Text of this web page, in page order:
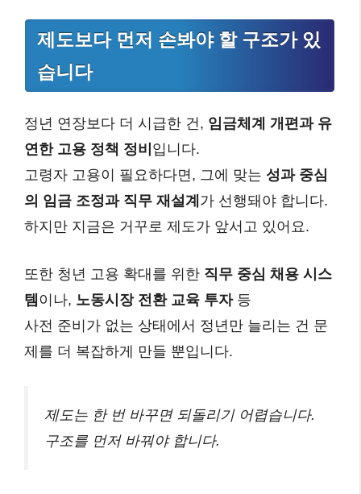
제도보다 먼저 손봐야 할 구조가 있
습니다
정년 연장보다 더 시급한 건, 임금체계 개편과 유
연한 고용 정책 정비 입니다.
고령자 고용이 필요하다면, 그에 맞는 성과 중심
의 임금 조정과 직무 재설계 가 선행돼야 합니다.
하지만 지금은 거꾸로 제도가 앞서고 있어요.
또한 청년 고용 확대를 위한 직무 중심 채용 시스
템 이나, 노동시장 전환 교육 투자등
사전 준비가 없는 상태에서 정년만 늘리는 건 문
제를 더 복잡하게 만들 뿐입니다.
제도는 한 번 바꾸면 되돌리기 어렵습니다.
구조를 먼저 바꿔야 합니다.